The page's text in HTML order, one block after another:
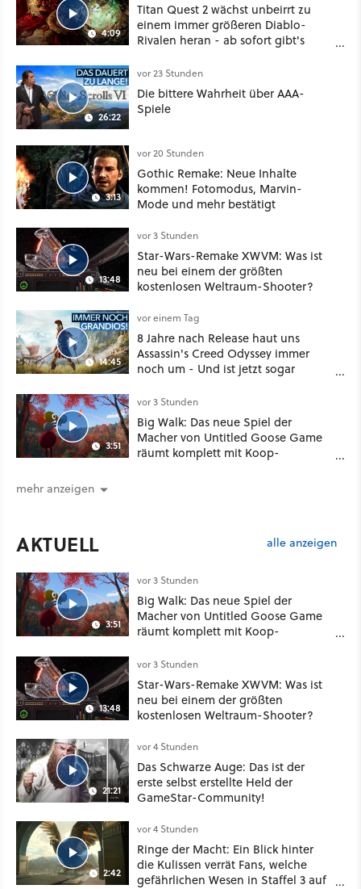
4:09
Titan Quest 2 wächst unbeirrt zu
einem immer größeren Diablo-
Rivalen heran - ab sofort gibt's
Klasse
26:22
vor 23 Stunden
Die bittere Wahrheit über AAA-
Spiele
3:13
vor 20 Stunden
Gothic Remake: Neue Inhalte
kommen! Fotomodus, Marvin-
Mode und mehr bestätigt
13:48
vor 3 Stunden
Star-Wars-Remake XWVM: Was ist
neu bei einem der größten
kostenlosen Weltraum-Shooter?
14:45
vor einem Tag
8 Jahre nach Release haut uns
Assassin's Creed Odyssey immer
noch um - Und ist jetzt sogar
3:51
vor 3 Stunden
Big Walk: Das neue Spiel der
Macher von Untitled Goose Game
räumt komplett mit Koop-
mehr anzeigen
AKTUELL alle anzeigen
3:51
vor 3 Stunden
Big Walk: Das neue Spiel der
Macher von Untitled Goose Game
räumt komplett mit Koop-
13:48
vor 3 Stunden
Star-Wars-Remake XWVM: Was ist
neu bei einem der größten
kostenlosen Weltraum-Shooter?
21:21
vor 4 Stunden
Das Schwarze Auge: Das ist der
erste selbst erstellte Held der
GameStar-Community!
2:42
vor 4 Stunden
Ringe der Macht: Ein Blick hinter
die Kulissen verrät Fans, welche
gefährlichen Wesen in Staffel 3 auf